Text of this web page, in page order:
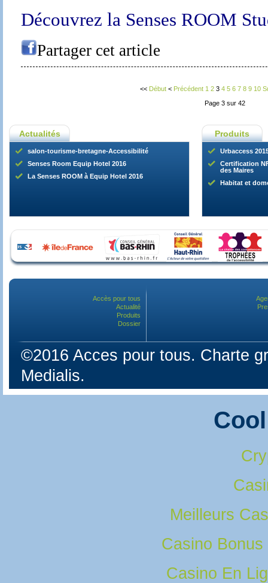
Découvrez la Senses ROOM
Partager cet article
<< Début < Précédent 1 2 3 4 5 6 7 8 9 10
Page 3 sur 42
Actualités
salon-tourisme-bretagne-Accessibilité
Senses Room Equip Hotel 2016
La Senses ROOM à Equip Hotel 2016
Produits
Urbaccess
Certification
des Maires
Habitat et
Accès pour tous
Actualité
Produits
Dossier
©2016 Acces pour tous. Charte
Medialis.
Meilleurs
Casino
Casino En